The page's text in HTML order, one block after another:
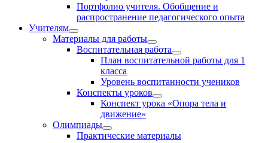
Портфолио учителя. Обобщение и
распространение педагогического опыта
Учителям
Материалы для работы
Воспитательная работа
План воспитательной работы для 1
класса
Уровень воспитанности учеников
Конспекты уроков
Конспект урока «Опора тела и
движение»
Олимпиады
Практические материалы